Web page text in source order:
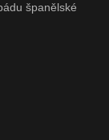
španělské